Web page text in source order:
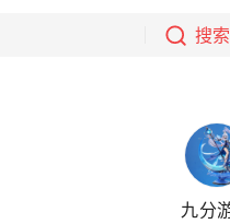
搜索
九分